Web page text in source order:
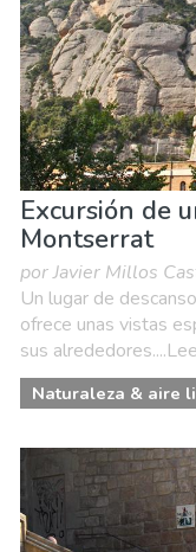
Excursión de
Montserrat
por Javier Millos
Un lugar de
ofrece unas vistas
sus
Naturaleza & aire